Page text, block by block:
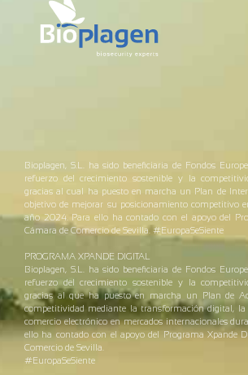
Bioplagen, S.L. ha sido beneficiaria de Fondos
refuerzo del crecimiento sostenible y la
gracias al cual ha puesto en marcha un Plan de
objetivo de mejorar su posicionamiento competitivo
año 2024. Para ello ha contado con el apoyo del
Cámara de Comercio de Sevilla. #EuropaSeSiente
PROGRAMA XPANDE DIGITAL
Bioplagen, S.L. ha sido beneficiaria de Fondos
refuerzo del crecimiento sostenible y la
gracias al que ha puesto en marcha un Plan de
competitividad mediante la transformación digital,
comercio electrónico en mercados internacionales
ello ha contado con el apoyo del Programa Xpande
Comercio de Sevilla.
#EuropaSeSiente